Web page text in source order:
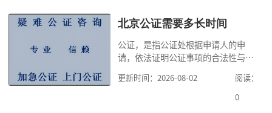
北京公证需要多长时间
公证，是指公证处根据申请人的申
请，依法证明公证事项的合法性与真
高公证事项的效力，固定证据，但是
很多人不知道在北京办理公证需要多
更新时间：2026-08-02
阅读：
0